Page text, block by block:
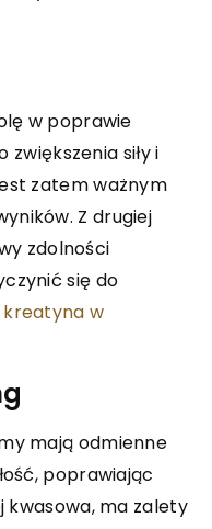
w poprawie
siły i
zatem ważnym
Z drugiej
zdolności
się do
kreatyna w
mają odmienne
poprawiając
kwasowa, ma zalety
czynniki, które warto
wyborze
do domowego
jakie narzędzia
i
podczas